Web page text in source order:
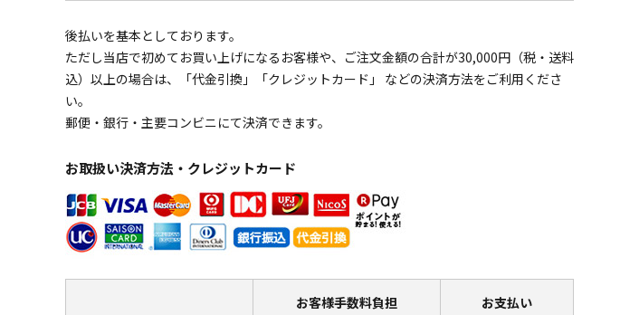
後払いを基本としております。
ただし当店で初めてお買い上げになるお客様や、ご注文金額の合計が30,000円（税・送料
込）以上の場合は、「代金引換」「クレジットカード」 などの決済方法をご利用くださ
い。
郵便・銀行・主要コンビニにて決済できます。
お取扱い決済方法・クレジットカード
お客様手数料負担 お支払い